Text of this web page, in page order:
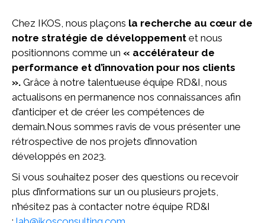
Chez IKOS, nous plaçons la recherche au cœur de
notre stratégie de développement et nous
positionnons comme un « accélérateur de
performance et d’innovation pour nos clients
». Grâce à notre talentueuse équipe RD&I, nous
actualisons en permanence nos connaissances afin
d’anticiper et de créer les compétences de
demain.Nous sommes ravis de vous présenter une
rétrospective de nos projets d’innovation
développés en 2023.
Si vous souhaitez poser des questions ou recevoir
plus d’informations sur un ou plusieurs projets,
n’hésitez pas à contacter notre équipe RD&I